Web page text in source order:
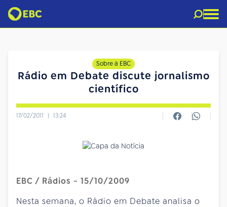
Sobre a EBC
Rádio em Debate discute jornalismo
científico
17/02/2011 | 13:24
EBC / Rádios - 15/10/2009
Nesta semana, o Rádio em Debate analisa o